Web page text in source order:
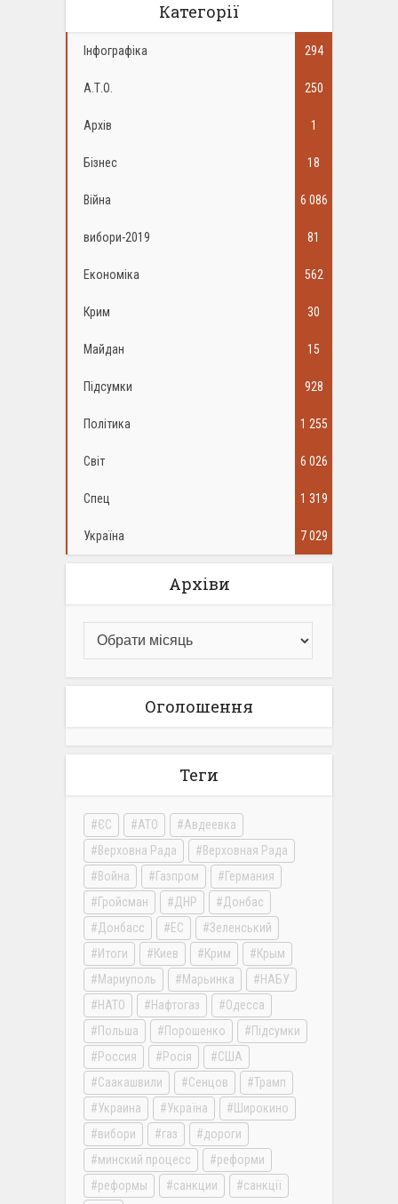
Категорії
Інфографіка 294
А.Т.О. 250
Архів 1
Бізнес 18
Війна 6 086
вибори-2019 81
Економіка 562
Крим 30
Майдан 15
Підсумки 928
Політика 1 255
Світ 6 026
Спец 1 319
Україна 7 029
Архіви
Оголошення
Теги
ЄС АТО
Авдеевка
Верховна Рада
Верховная Рада
Война
Газпром
Германия
Гройсман
ДНР
Донбас
Донбасс
ЕС
Зеленський
Итоги
Киев Крим
Крым
Мариуполь
Марьинка
НАБУ
НАТО
Нафтогаз
Одесса
Польша
Порошенко
Підсумки
Россия
Росія
США
Саакашвили
Сенцов
Трамп
Украина
Україна
Широкино
вибори
газ
дороги
минский процесс
реформи
реформы
санкции санкції